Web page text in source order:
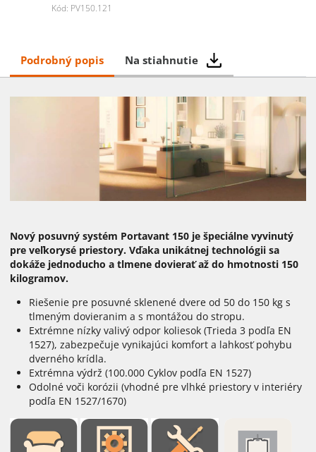
Kód: PV150.121
Podrobný popis Na stiahnutie
Nový posuvný systém Portavant 150 je špeciálne vyvinutý
pre veľkorysé priestory. Vďaka unikátnej technológii sa
dokáže jednoducho a tlmene dovierať až do hmotnosti 150
kilogramov.
Riešenie pre posuvné sklenené dvere od 50 do 150 kg s
tlmeným dovieranim a s montážou do stropu.
Extrémne nízky valivý odpor koliesok (Trieda 3 podľa EN
1527), zabezpečuje vynikajúci komfort a lahkosť pohybu
dverného krídla.
Extrémna výdrž (100.000 Cyklov podľa EN 1527)
Odolné voči korózii (vhodné pre vlhké priestory v interiéry
podľa EN 1527/1670)